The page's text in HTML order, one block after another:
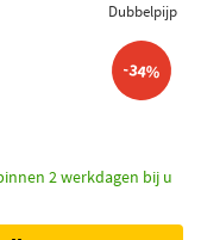
Dubbelpijp
-34%
2 werkdagen bij u